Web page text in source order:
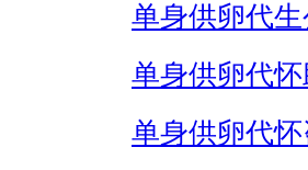
单身供卵代生
单身供卵代
单身供卵代怀